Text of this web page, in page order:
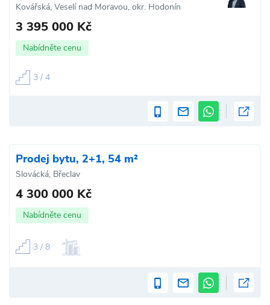
Kovářská, Veselí nad Moravou, okr. Hodonín
3 395 000 Kč
Nabídněte cenu
3 / 4
Prodej bytu, 2+1, 54 m²
Slovácká, Břeclav
4 300 000 Kč
Nabídněte cenu
3 / 8